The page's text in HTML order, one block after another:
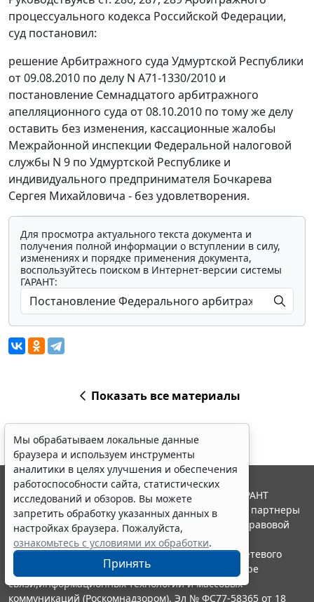
процессуального кодекса Российской Федерации,
суд постановил:
решение Арбитражного суда Удмуртской Республики
от 09.08.2010 по делу N А71-1330/2010 и
постановление Семнадцатого арбитражного
апелляционного суда от 08.10.2010 по тому же делу
оставить без изменения, кассационные жалобы
Межрайонной инспекции Федеральной налоговой
службы N 9 по Удмуртской Республике и
индивидуального предпринимателя Бочкарева
Сергея Михайловича - без удовлетворения.
Для просмотра актуального текста документа и
получения полной информации о вступлении в силу,
изменениях и порядке применения документа,
воспользуйтесь поиском в Интернет-версии системы
ГАРАНТ:
Показать все материалы
Мы обрабатываем локальные данные
браузера и используем инструменты
аналитики в целях улучшения и обеспечения
работоспособности сайта, статистических
исследований и обзоров. Вы можете
запретить обработку указанных данных в
настройках браузера. Пожалуйста,
ознакомьтесь с условиями их обработки.
Принять
© ООО "НПП "ГАРАНТ-СЕРВИС", 2026. Система ГАРАНТ
выпускается с 1990 года. Компания "Гарант" и ее партнеры
являются участниками Российской ассоциации правовой
информации ГАРАНТ.
Портал ГАРАНТ.РУ зарегистрирован в качестве сетевого
издания Федеральной службой по надзору в сфере
связи,информационных технологий и массовых
коммуникаций (Роскомнадзором), Эл № ФС77-58365 от 18